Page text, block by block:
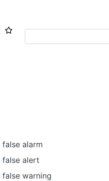
false alarm
false alert
false warning